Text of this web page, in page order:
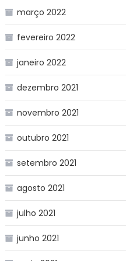
março 2022
fevereiro 2022
janeiro 2022
dezembro 2021
novembro 2021
outubro 2021
setembro 2021
agosto 2021
julho 2021
junho 2021